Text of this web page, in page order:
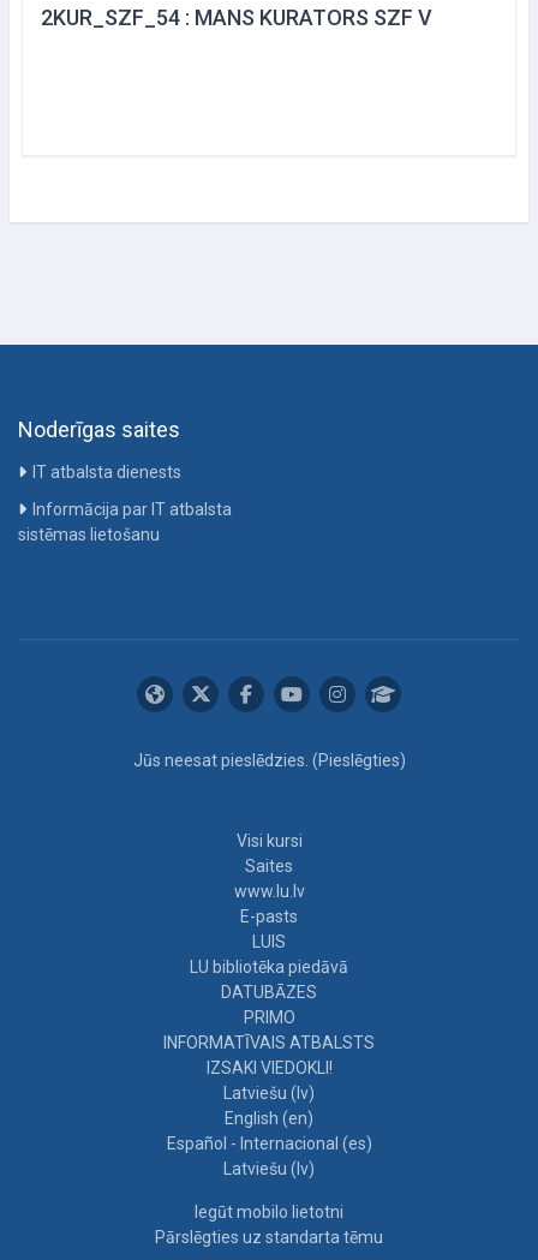
2KUR_SZF_54 : MANS KURATORS SZF V
Noderīgas saites
IT atbalsta dienests
Informācija par IT atbalsta
sistēmas lietošanu
Jūs neesat pieslēdzies. (Pieslēgties)
Visi kursi
Saites
www.lu.lv
E-pasts
LUIS
LU bibliotēka piedāvā
DATUBĀZES
PRIMO
INFORMATĪVAIS ATBALSTS
IZSAKI VIEDOKLI!
Latviešu ‎(lv)‎
English ‎(en)‎
Español - Internacional ‎(es)‎
Latviešu ‎(lv)‎
Iegūt mobilo lietotni
Pārslēgties uz standarta tēmu